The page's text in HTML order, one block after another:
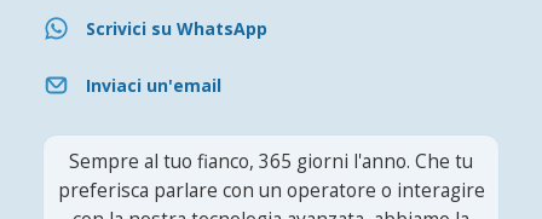
Scrivici su WhatsApp
Inviaci un'email
Sempre al tuo fianco, 365 giorni l'anno. Che tu
preferisca parlare con un operatore o interagire